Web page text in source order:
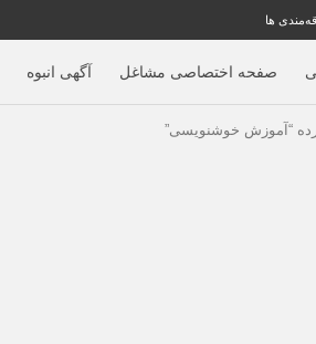
ها
صفحه اختصاصی مشاغل آگهی‌ انبوه
“آموزش خوشنویسی”